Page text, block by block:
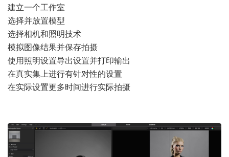
建立一个工作室
选择并放置模型
选择相机和照明技术
模拟图像结果并保存拍摄
使用照明设置导出设置并打印输出
在真实集上进行有针对性的设置
在实际设置更多时间进行实际拍摄